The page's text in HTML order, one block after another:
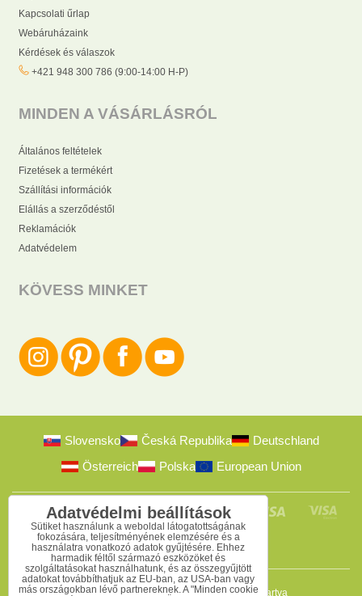
Kapcsolati űrlap
Webáruházaink
Kérdések és válaszok
+421 948 300 786 (9:00-14:00 H-P)
MINDEN A VÁSÁRLÁSRÓL
Általános feltételek
Fizetések a termékért
Szállítási információk
Elállás a szerződéstől
Reklamációk
Adatvédelem
KÖVESS MINKET
Slovensko Česká Republika
Deutschland
Österreich
Polska European Union
2009-2026 © Bomba s.r.o. Minden jog fenntartva
Adatvédelmi beállítások
Sütiket használunk a weboldal látogatottságának
fokozására, teljesítményének elemzésére és a
használatra vonatkozó adatok gyűjtésére. Ehhez
harmadik féltől származó eszközöket és
szolgáltatásokat használhatunk, és az összegyűjtött
adatokat továbbíthatjuk az EU-ban, az USA-ban vagy
más országokban lévő partnereknek. A "Minden cookie